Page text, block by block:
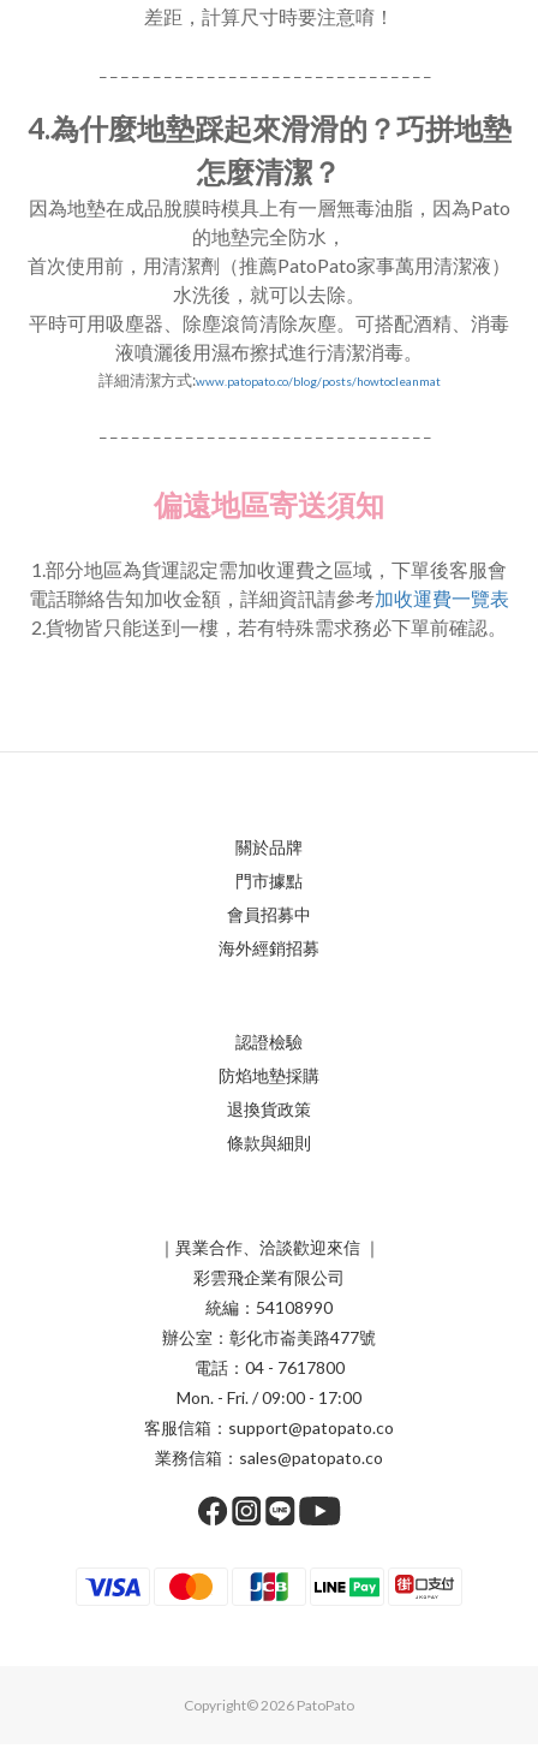
差距，計算尺寸時要注意唷！
4.為什麼地墊踩起來滑滑的？巧拼地墊
怎麼清潔？
因為地墊在成品脫膜時模具上有一層無毒油脂，因為Pato
的地墊完全防水，
首次使用前，用清潔劑（推薦PatoPato家事萬用清潔液）
水洗後，就可以去除。
平時可用吸塵器、除塵滾筒清除灰塵。可搭配酒精、消毒
液噴灑後用濕布擦拭進行清潔消毒。
詳細清潔方式:www.patopato.co/blog/posts/howtocleanmat
偏遠地區寄送須知
1.部分地區為貨運認定需加收運費之區域，下單後客服會
電話聯絡告知加收金額，詳細資訊請參考加收運費一覽表
2.貨物皆只能送到一樓，若有特殊需求務必下單前確認。
關於品牌
門市據點
會員招募中
海外經銷招募
認證檢驗
防焰地墊採購
退換貨政策
條款與細則
｜異業合作、洽談歡迎來信 ｜
彩雲飛企業有限公司
統編：54108990
辦公室：彰化市崙美路477號
電話：04 - 7617800
Mon. - Fri. / 09:00 - 17:00
客服信箱：support@patopato.co
業務信箱：sales@patopato.co
Copyright© 2026 PatoPato